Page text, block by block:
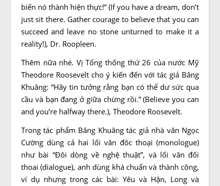
biến nó thành hiện thực!” (If you have a dream, don’t
just sit there. Gather courage to believe that you can
succeed and leave no stone unturned to make it a
reality!), Dr. Roopleen.
Thêm nữa nhé. Vị Tổng thống thứ 26 của nước Mỹ
Theodore Roosevelt cho ý kiến đến với tác giả Bâng
Khuâng: “Hãy tin tưởng rằng bạn có thể dư sức qua
cầu và bạn đang ở giữa chừng rồi.” (Believe you can
and you’re halfway there.), Theodore Roosevelt.
Trong tác phẩm Bâng Khuâng tác giả nhà văn Ngọc
Cường dùng cả hai lối văn đôc thoại (monologue)
như bài “Đôi dòng về nghệ thuật”, và lối văn đối
thoai (dialogue), anh dùng khá chuẩn và thành công,
ví dụ nhưng trong các bài: Yêu và Hận, Long và